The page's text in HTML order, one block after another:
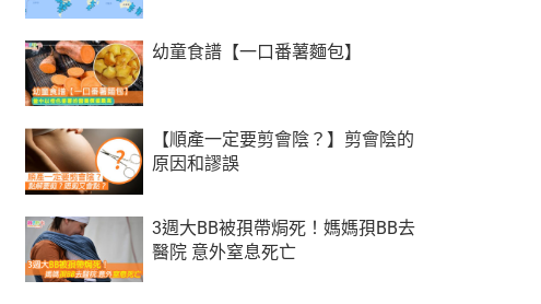
幼童食譜【一口番薯麵包】
【順產一定要剪會陰？】剪會陰的
原因和謬誤
3週大BB被孭帶焗死！媽媽孭BB去
醫院 意外窒息死亡